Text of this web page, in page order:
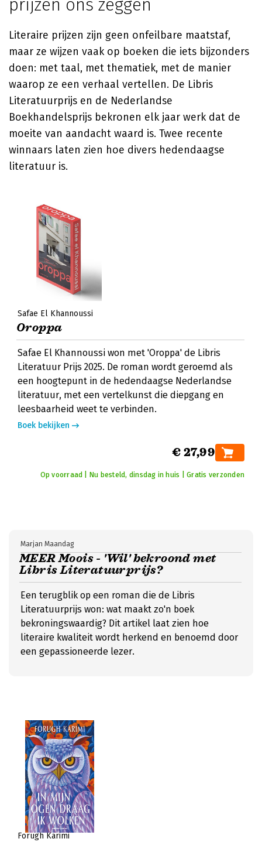
prijzen ons zeggen
Literaire prijzen zijn geen onfeilbare maatstaf,
maar ze wijzen vaak op boeken die iets bijzonders
doen: met taal, met thematiek, met de manier
waarop ze een verhaal vertellen. De Libris
Literatuurprijs en de Nederlandse
Boekhandelsprijs bekronen elk jaar werk dat de
moeite van aandacht waard is. Twee recente
winnaars laten zien hoe divers hedendaagse
literatuur is.
Safae El Khannoussi
Oroppa
Safae El Khannoussi won met 'Oroppa' de Libris
Literatuur Prijs 2025. De roman wordt geroemd als
een hoogtepunt in de hedendaagse Nederlandse
literatuur, met een vertelkunst die diepgang en
leesbaarheid weet te verbinden.
Boek bekijken
€ 27,99
Op voorraad | Nu besteld, dinsdag in huis | Gratis verzonden
MEER Moois - 'Wil' bekroond met
Libris Literatuurprijs?
Marjan Maandag
Een terugblik op een roman die de Libris
Literatuurprijs won: wat maakt zo'n boek
bekroningswaardig? Dit artikel laat zien hoe
literaire kwaliteit wordt herkend en benoemd door
een gepassioneerde lezer.
Forugh Karimi